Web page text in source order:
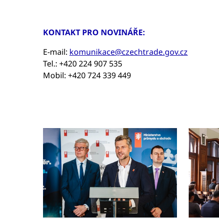
KONTAKT PRO NOVINÁŘE:
E-mail: komunikace@czechtrade.gov.cz
Tel.: +420 224 907 535
Mobil: +420 724 339 449